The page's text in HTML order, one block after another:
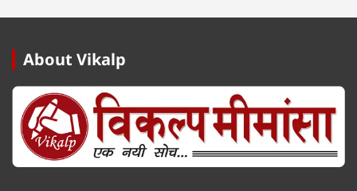
About Vikalp